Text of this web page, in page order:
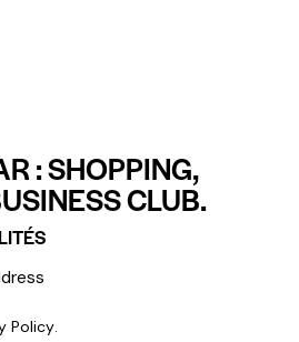
: SHOPPING,
CLUB.
Policy